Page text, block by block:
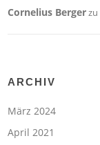
Cornelius Bergerzu
ARCHIV
März 2024
April 2021